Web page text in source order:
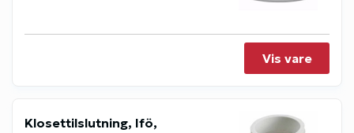
Vis vare
Klosettilslutning, Ifö,